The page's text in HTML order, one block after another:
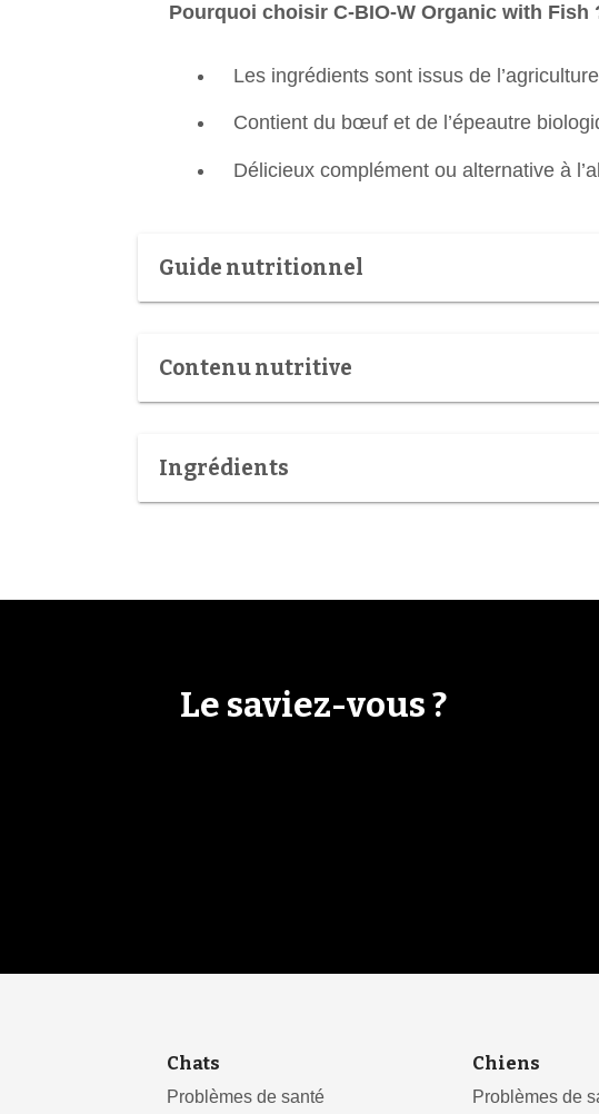
Pourquoi choisir C-BIO-W Organic with Fish
Les ingrédients sont issus de
Contient du bœuf et de l’épeautre
Délicieux complément ou alternative à
Guide nutritionnel
Contenu nutritive
Ingrédients
Le saviez-vous ?
Chats
Problèmes de santé
Chiens
Problèmes de